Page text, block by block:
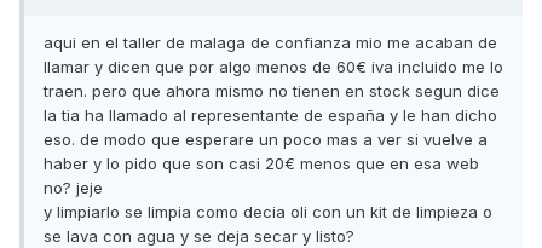
aqui en el taller de malaga de confianza mio me acaban de
llamar y dicen que por algo menos de 60€ iva incluido me lo
traen. pero que ahora mismo no tienen en stock segun dice
la tia ha llamado al representante de españa y le han dicho
eso. de modo que esperare un poco mas a ver si vuelve a
haber y lo pido que son casi 20€ menos que en esa web
no? jeje
y limpiarlo se limpia como decia oli con un kit de limpieza o
se lava con agua y se deja secar y listo?